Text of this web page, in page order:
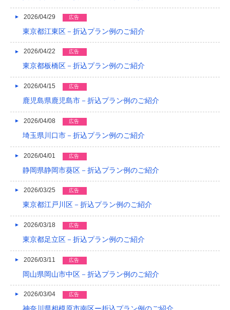
2022/07
2022/06
2022/05
2022/02
2022/01
2021/12
2021/11
2021/10
2021/09
2021/07
2021/06
2021/04
2026/04/29 広告
東京都江東区－折込プラン例のご紹介
2026/04/22 広告
東京都板橋区－折込プラン例のご紹介
2026/04/15 広告
鹿児島県鹿児島市－折込プラン例のご紹介
2026/04/08 広告
埼玉県川口市－折込プラン例のご紹介
2026/04/01 広告
静岡県静岡市葵区－折込プラン例のご紹介
2026/03/25 広告
東京都江戸川区－折込プラン例のご紹介
2026/03/18 広告
東京都足立区－折込プラン例のご紹介
2026/03/11 広告
岡山県岡山市中区－折込プラン例のご紹介
2026/03/04 広告